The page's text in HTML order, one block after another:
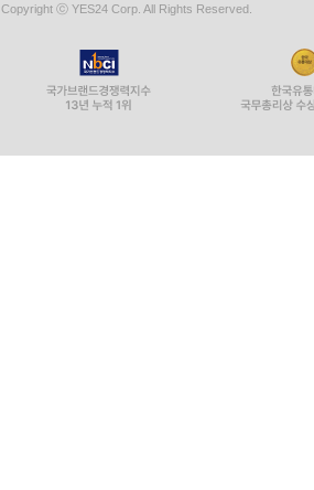
Copyright ⓒ YES24 Corp. All Rights Reserved.